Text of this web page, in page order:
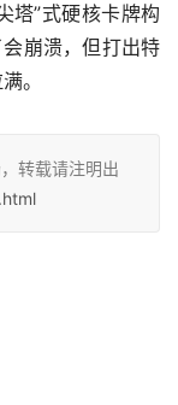
塔”式硬核卡牌构
崩溃，但打出特
。
转载请注明出